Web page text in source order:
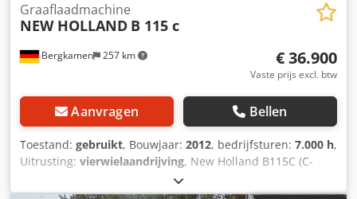
Bergkamen 257 km
Graaflaadmachine
NEW HOLLAND B 115 c
€ 36.900
Vaste prijs excl. btw
Aanvragen Bellen
Toestand: gebruikt, Bouwjaar: 2012, bedrijfsturen: 7.000 h,
Uitrusting: vierwielaandrijving, New Holland B115C (C-
serie, bouwjaar ca. 2012) 110 pk Zeer goede staat Ca.
7000,- Chedpfx Aoxnvlvjp Hea